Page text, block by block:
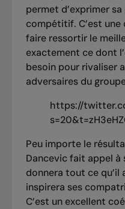
permet d’exprimer
compétitif. C’est
faire ressortir le
exactement ce dont
besoin pour rivaliser
adversaires du
https://
Peu importe le
Dancevic fait appel à
donnera tout ce qu’il
inspirera ses
C’est un excellent